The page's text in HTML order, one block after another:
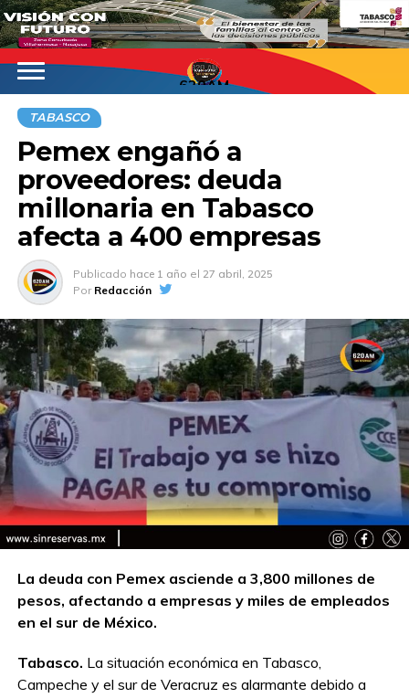
620AM
TABASCO
Pemex engañó a
proveedores: deuda
millonaria en Tabasco
afecta a 400 empresas
Publicado hace 1 año el 27 abril, 2025
Por Redacción
La deuda con Pemex asciende a 3,800 millones de
pesos, afectando a empresas y miles de empleados
en el sur de México.
Tabasco. La situación económica en Tabasco,
Campeche y el sur de Veracruz es alarmante debido a